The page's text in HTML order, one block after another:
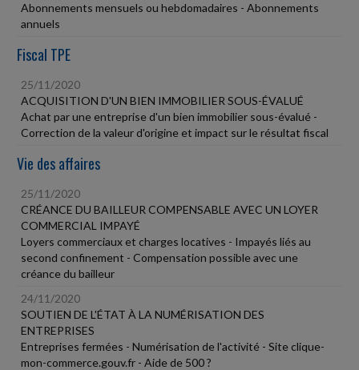
Abonnements mensuels ou hebdomadaires - Abonnements
annuels
Fiscal TPE
25/11/2020
ACQUISITION D'UN BIEN IMMOBILIER SOUS-ÉVALUÉ
Achat par une entreprise d'un bien immobilier sous-évalué -
Correction de la valeur d'origine et impact sur le résultat fiscal
Vie des affaires
25/11/2020
CRÉANCE DU BAILLEUR COMPENSABLE AVEC UN LOYER
COMMERCIAL IMPAYÉ
Loyers commerciaux et charges locatives - Impayés liés au
second confinement - Compensation possible avec une
créance du bailleur
24/11/2020
SOUTIEN DE L'ÉTAT À LA NUMÉRISATION DES
ENTREPRISES
Entreprises fermées - Numérisation de l'activité - Site clique-
mon-commerce.gouv.fr - Aide de 500 ?